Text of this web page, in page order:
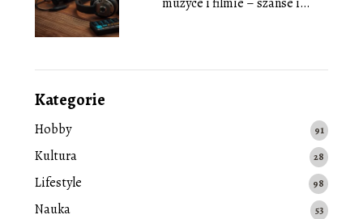
Kategorie
Hobby 91
Kultura 28
Lifestyle 98
Nauka 53